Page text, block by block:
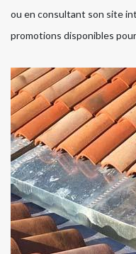
ou en consultant son site
promotions disponibles